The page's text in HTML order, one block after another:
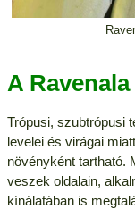
A
Trópusi, szubtrópusi
levelei és virágai
növényként tartható.
veszek oldalain,
kínálatában is